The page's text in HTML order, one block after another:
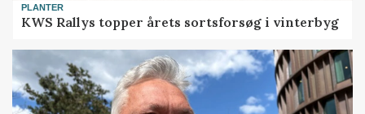
PLANTER
KWS Rallys topper årets sortsforsøg i vinterbyg